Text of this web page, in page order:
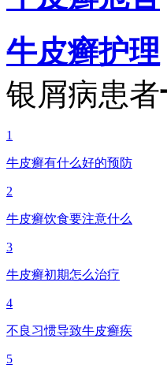
牛皮癣护理
银屑病患者
1
牛皮癣有什么好的预防
2
牛皮癣饮食要注意什么
3
牛皮癣初期怎么治疗
4
不良习惯导致牛皮癣疾
5